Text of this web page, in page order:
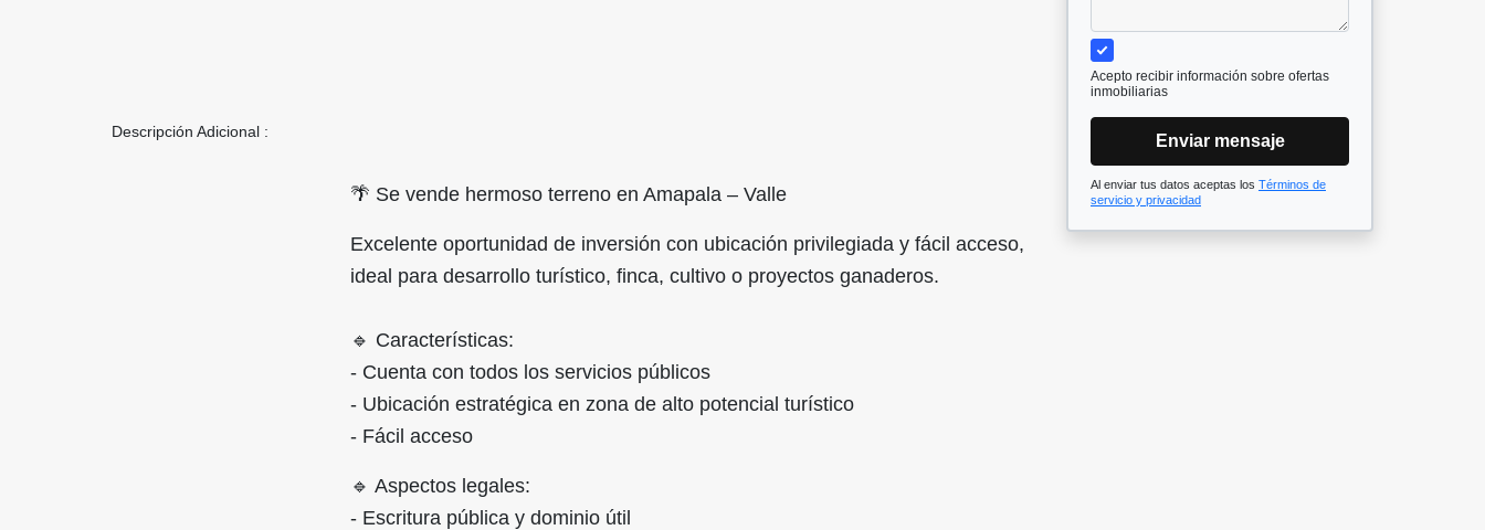
Descripción Adicional :
🌴 Se vende hermoso terreno en Amapala – Valle
Excelente oportunidad de inversión con ubicación privilegiada y fácil acceso,
ideal para desarrollo turístico, finca, cultivo o proyectos ganaderos.
🔹 Características:
- Cuenta con todos los servicios públicos
- Ubicación estratégica en zona de alto potencial turístico
- Fácil acceso
🔹 Aspectos legales:
- Escritura pública y dominio útil
Acepto recibir información sobre ofertas
inmobiliarias
Enviar mensaje
Al enviar tus datos aceptas los Términos de
servicio y privacidad